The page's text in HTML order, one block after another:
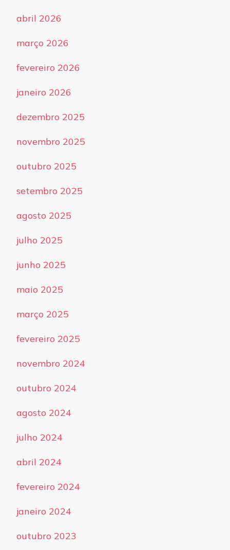
abril 2026
março 2026
fevereiro 2026
janeiro 2026
dezembro 2025
novembro 2025
outubro 2025
setembro 2025
agosto 2025
julho 2025
junho 2025
maio 2025
março 2025
fevereiro 2025
novembro 2024
outubro 2024
agosto 2024
julho 2024
abril 2024
fevereiro 2024
janeiro 2024
outubro 2023